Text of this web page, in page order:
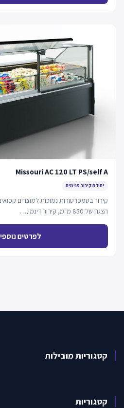
Missouri AC 120 LT PS/self A
יחידת קירור פנימית
קירור בטמפרטורות נמוכות למוצרים
הצגה של 850 מ"מ, קירור דינמי,…
לפרטים
קטגוריות מובילות
קטגוריות